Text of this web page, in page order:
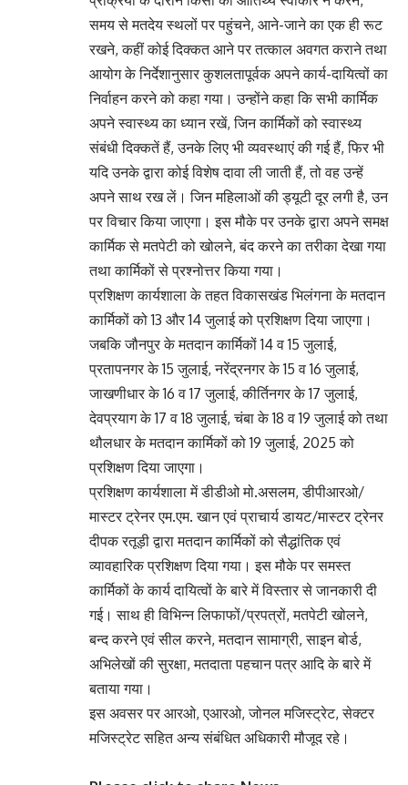
समय से मतदेय स्थलों पर पहुंचने, आने-जाने का एक ही रूट
रखने, कहीं कोई दिक्कत आने पर तत्काल अवगत कराने तथा
आयोग के निर्देशानुसार कुशलतापूर्वक अपने कार्य-दायित्वों का
निर्वाहन करने को कहा गया। उन्होंने कहा कि सभी कार्मिक
अपने स्वास्थ्य का ध्यान रखें, जिन कार्मिकों को स्वास्थ्य
संबंधी दिक्कतें हैं, उनके लिए भी व्यवस्थाएं की गई हैं, फिर भी
यदि उनके द्वारा कोई विशेष दावा ली जाती हैं, तो वह उन्हें
अपने साथ रख लें। जिन महिलाओं की ड्यूटी दूर लगी है, उन
पर विचार किया जाएगा। इस मौके पर उनके द्वारा अपने समक्ष
कार्मिक से मतपेटी को खोलने, बंद करने का तरीका देखा गया
तथा कार्मिकों से प्रश्नोत्तर किया गया।
प्रशिक्षण कार्यशाला के तहत विकासखंड भिलंगना के मतदान
कार्मिकों को 13 और 14 जुलाई को प्रशिक्षण दिया जाएगा।
जबकि जौनपुर के मतदान कार्मिकों 14 व 15 जुलाई,
प्रतापनगर के 15 जुलाई, नरेंद्रनगर के 15 व 16 जुलाई,
जाखणीधार के 16 व 17 जुलाई, कीर्तिनगर के 17 जुलाई,
देवप्रयाग के 17 व 18 जुलाई, चंबा के 18 व 19 जुलाई को तथा
थौलधार के मतदान कार्मिकों को 19 जुलाई, 2025 को
प्रशिक्षण दिया जाएगा।
प्रशिक्षण कार्यशाला में डीडीओ मो.असलम, डीपीआरओ/
मास्टर ट्रेनर एम.एम. खान एवं प्राचार्य डायट/मास्टर ट्रेनर
दीपक रतूड़ी द्वारा मतदान कार्मिकों को सैद्धांतिक एवं
व्यावहारिक प्रशिक्षण दिया गया। इस मौके पर समस्त
कार्मिकों के कार्य दायित्वों के बारे में विस्तार से जानकारी दी
गई। साथ ही विभिन्न लिफाफों/प्रपत्रों, मतपेटी खोलने,
बन्द करने एवं सील करने, मतदान सामाग्री, साइन बोर्ड,
अभिलेखों की सुरक्षा, मतदाता पहचान पत्र आदि के बारे में
बताया गया।
इस अवसर पर आरओ, एआरओ, जोनल मजिस्ट्रेट, सेक्टर
मजिस्ट्रेट सहित अन्य संबंधित अधिकारी मौजूद रहे।